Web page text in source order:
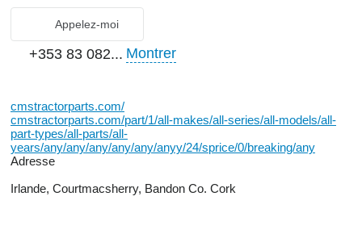
Appelez-moi
+353 83 082... Montrer
cmstractorparts.com/
cmstractorparts.com/part/1/all-makes/all-series/all-models/all-
part-types/all-parts/all-
years/any/any/any/any/any/anyy/24/sprice/0/breaking/any
Adresse
Irlande, Courtmacsherry, Bandon Co. Cork